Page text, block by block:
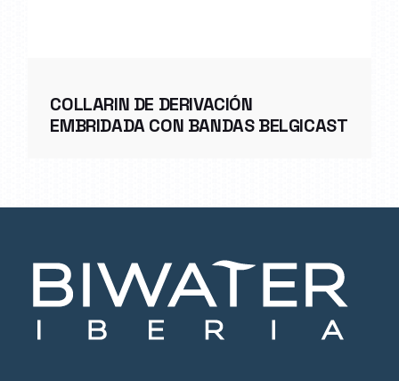
COLLARIN DE DERIVACIÓN
EMBRIDADA CON BANDAS BELGICAST